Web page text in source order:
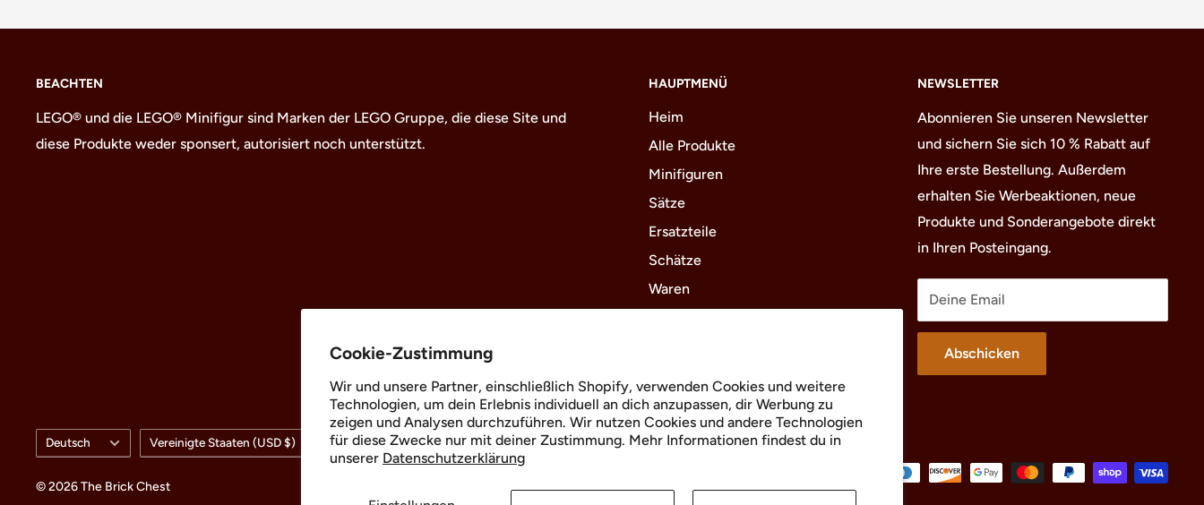
Cookie-Zustimmung
Wir und unsere Partner, einschließlich Shopify, verwenden Cookies und weitere
Technologien, um dein Erlebnis individuell an dich anzupassen, dir Werbung zu
zeigen und Analysen durchzuführen. Wir nutzen Cookies und andere Technologien
für diese Zwecke nur mit deiner Zustimmung. Mehr Informationen findest du in
unserer Datenschutzerklärung
BEACHTEN
LEGO® und die LEGO® Minifigur sind Marken der LEGO Gruppe, die diese Site und
diese Produkte weder sponsert, autorisiert noch unterstützt.
HAUPTMENÜ
Heim
Alle Produkte
Minifiguren
Sätze
Ersatzteile
Schätze
Waren
NEWSLETTER
Abonnieren Sie unseren Newsletter
und sichern Sie sich 10 % Rabatt auf
Ihre erste Bestellung. Außerdem
erhalten Sie Werbeaktionen, neue
Produkte und Sonderangebote direkt
in Ihren Posteingang.
Deine Email
Abschicken
Sprache
Deutsch Land/Region
Vereinigte Staaten (USD $)
© 2026 The Brick Chest
Folge uns Wir akzeptieren